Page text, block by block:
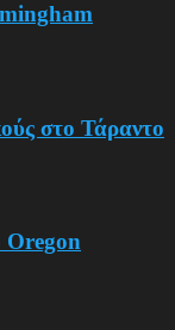
στο Τάραντο
Oregon